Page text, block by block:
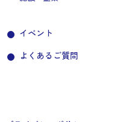
イベント
よくあるご質問